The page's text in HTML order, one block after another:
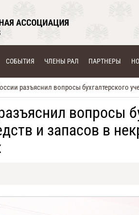
СОБЫТИЯ ЧЛЕНЫ РАЛ ПАРТНЕРЫ
разъяснил вопросы бухгалтерского
вопросы
и запасов в